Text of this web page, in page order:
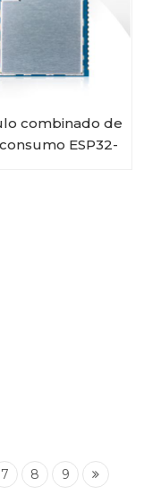
combinado de
ESP32-
7 8 9